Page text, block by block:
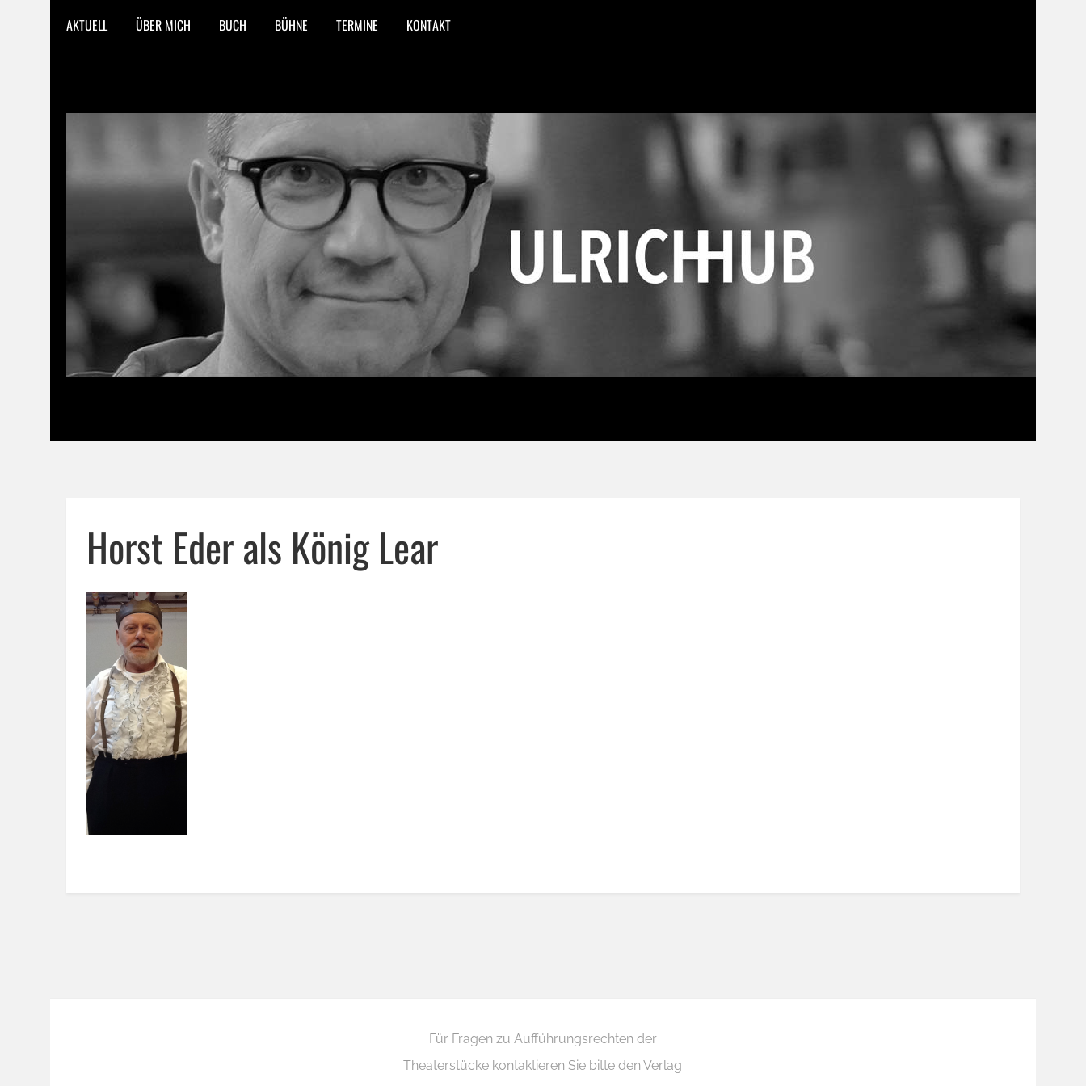
AKTUELL ÜBER MICH BUCH BÜHNE TERMINE KONTAKT
Horst Eder als König Lear
Für Fragen zu Aufführungsrechten der
Theaterstücke kontaktieren Sie bitte den Verlag